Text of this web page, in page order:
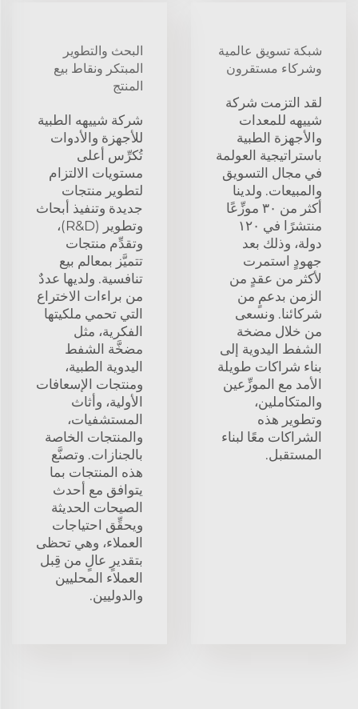
شبكة تسويق عالمية
وشركاء مستقرون
لقد التزمت شركة
شييهه للمعدات
والأجهزة الطبية
باستراتيجية العولمة
في مجال التسويق
والمبيعات. ولدينا
أكثر من ٣٠ موزِّعًا
منتشرًا في ١٢٠
دولة، وذلك بعد
جهودٍ استمرت
لأكثر من عقدٍ من
الزمن بدعمٍ من
شركائنا. ونسعى
من خلال مضخة
الشفط اليدوية إلى
بناء شراكات طويلة
الأمد مع الموزِّعين
والمتكاملين،
وتطوير هذه
الشراكات معًا لبناء
المستقبل.
البحث والتطوير
المبتكر ونقاط بيع
المنتج
شركة شييهه الطبية
للأجهزة والأدوات
تُكرِّس أعلى
مستويات الالتزام
لتطوير منتجات
جديدة وتنفيذ أبحاث
وتطوير (R&D)،
وتقدِّم منتجات
تتميَّز بمعالم بيع
تنافسية. ولديها عددٌ
من براءات الاختراع
التي تحمي ملكيتها
الفكرية، مثل
مضخَّة الشفط
اليدوية الطبية،
ومنتجات الإسعافات
الأولية، وأثاث
المستشفيات،
والمنتجات الخاصة
بالجنازات. وتصنَّع
هذه المنتجات بما
يتوافق مع أحدث
الصيحات الحديثة
ويحقِّق احتياجات
العملاء، وهي تحظى
بتقديرٍ عالٍ من قِبل
العملاء المحليين
والدوليين.